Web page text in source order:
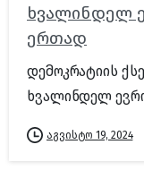
ხვალინდელ
ერთად
დემოკრატიის
ხვალინდელ
აგვისტო 19, 2024